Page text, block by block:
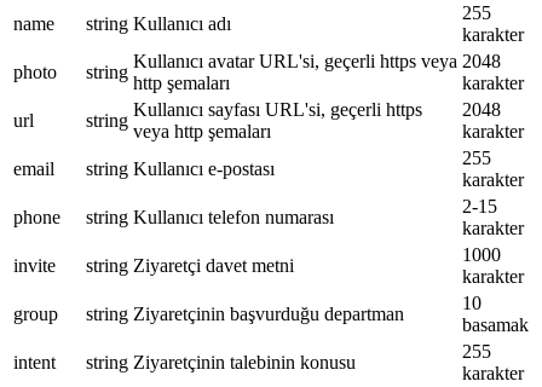
name string Kullanıcı adı
255
karakter
photo
string
Kullanıcı avatar URL'si, geçerli https veya
http şemaları
2048
karakter
url
string
Kullanıcı sayfası URL'si, geçerli https
veya http şemaları
2048
karakter
email
string Kullanıcı e-postası
255
karakter
phone
string Kullanıcı telefon numarası
2-15
karakter
invite
string Ziyaretçi davet metni
1000
karakter
group
string Ziyaretçinin başvurduğu departman
10
basamak
intent
string Ziyaretçinin talebinin konusu
255
karakter